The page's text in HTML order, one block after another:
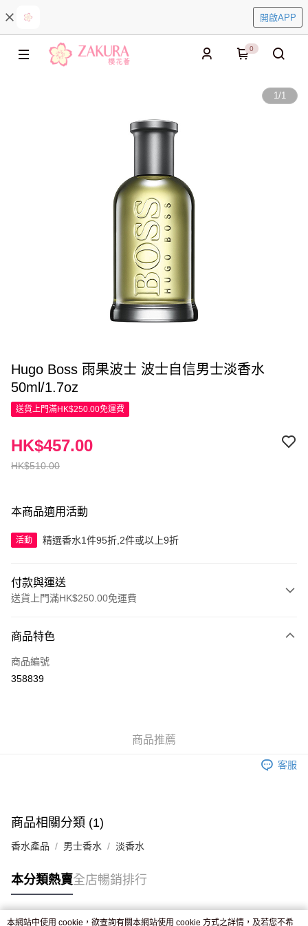
開啟APP
0
1/1
Hugo Boss 雨果波士 波士自信男士淡香水
50ml/1.7oz
送貨上門滿HK$250.00免運費
HK$510.00
HK$457.00
本商品適用活動
活動 精選香水1件95折,2件或以上9折
付款與運送
送貨上門滿HK$250.00免運費
信用卡
Apple Pay
付款後門市自取，訂單確認後2-4個工作天到店，7天內取。逾期後
商品特色
商品編號
358839
商品推薦
客服
商品相關分類 (1)
香水產品 男士香水 淡香水
本分類熱賣全店暢銷排行
本網站中使用 cookie，欲查詢有關本網站使用 cookie 方式之詳情，及若您不希